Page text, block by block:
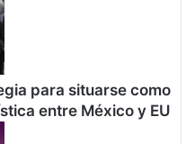
d
e
para situarse como
entre México y EU